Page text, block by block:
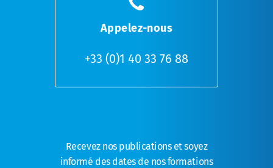
Appelez-nous
+33 (0)1 40 33 76 88
Recevez nos publications et soyez
informé des dates de nos formations